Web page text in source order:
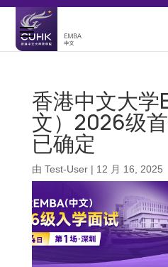
香港中文大学
文）2026级
已确定
由 Test-User| 12 月 16, 2025